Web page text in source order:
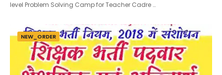
level Problem Solving Camp for Teacher Cadre …
NEW_ORDER